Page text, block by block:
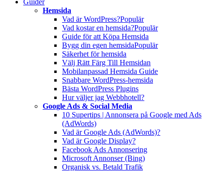
Guider
Hemsida
Vad är WordPress?Populär
Vad kostar en hemsida?Populär
Guide för att Köpa Hemsida
Bygg din egen hemsidaPopulär
Säkerhet för hemsida
Välj Rätt Färg Till Hemsidan
Mobilanpassad Hemsida Guide
Snabbare WordPress-hemsida
Bästa WordPress Plugins
Hur väljer jag Webbhotell?
Google Ads & Social Media
10 Supertips | Annonsera på Google med Ads
(AdWords)
Vad är Google Ads (AdWords)?
Vad är Google Display?
Facebook Ads Annonsering
Microsoft Annonser (Bing)
Organisk vs. Betald Trafik